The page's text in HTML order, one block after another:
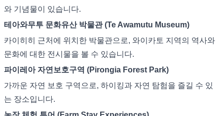
와 기념물이 있습니다.
테아와무투 문화유산 박물관 (Te Awamutu Museum)
카이히히 근처에 위치한 박물관으로, 와이카토 지역의 역사와
문화에 대한 전시물을 볼 수 있습니다.
파이레아 자연보호구역 (Pirongia Forest Park)
가까운 자연 보호 구역으로, 하이킹과 자연 탐험을 즐길 수 있
는 장소입니다.